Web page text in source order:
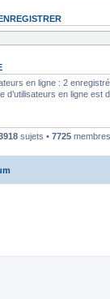
en ligne : 2
d’utilisateurs en ligne est
sujets • 7725